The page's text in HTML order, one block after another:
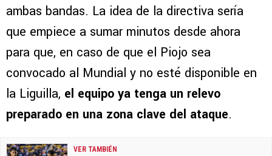
ambas bandas. La idea de la directiva sería
que empiece a sumar minutos desde ahora
para que, en caso de que el Piojo sea
convocado al Mundial y no esté disponible en
la Liguilla, el equipo ya tenga un relevo
preparado en una zona clave del ataque.
VER TAMBIÉN